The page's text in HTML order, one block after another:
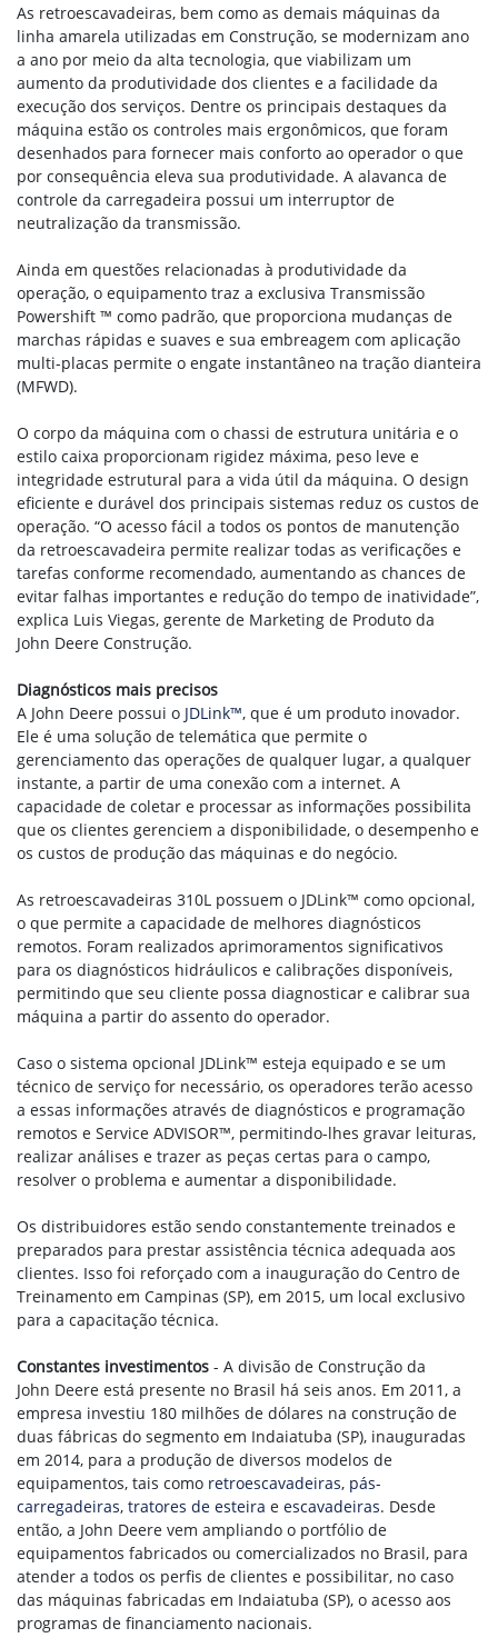
As retroescavadeiras, bem como as demais máquinas da
linha amarela utilizadas em Construção, se modernizam ano
a ano por meio da alta tecnologia, que viabilizam um
aumento da produtividade dos clientes e a facilidade da
execução dos serviços. Dentre os principais destaques da
máquina estão os controles mais ergonômicos, que foram
desenhados para fornecer mais conforto ao operador o que
por consequência eleva sua produtividade. A alavanca de
controle da carregadeira possui um interruptor de
neutralização da transmissão.
Ainda em questões relacionadas à produtividade da
operação, o equipamento traz a exclusiva Transmissão
Powershift ™ como padrão, que proporciona mudanças de
marchas rápidas e suaves e sua embreagem com aplicação
multi-placas permite o engate instantâneo na tração dianteira
(MFWD).
O corpo da máquina com o chassi de estrutura unitária e o
estilo caixa proporcionam rigidez máxima, peso leve e
integridade estrutural para a vida útil da máquina. O design
eficiente e durável dos principais sistemas reduz os custos de
operação. “O acesso fácil a todos os pontos de manutenção
da retroescavadeira permite realizar todas as verificações e
tarefas conforme recomendado, aumentando as chances de
evitar falhas importantes e redução do tempo de inatividade”,
explica Luis Viegas, gerente de Marketing de Produto da
John Deere Construção.
Diagnósticos mais precisos
A John Deere possui o JDLink™, que é um produto inovador.
Ele é uma solução de telemática que permite o
gerenciamento das operações de qualquer lugar, a qualquer
instante, a partir de uma conexão com a internet. A
capacidade de coletar e processar as informações possibilita
que os clientes gerenciem a disponibilidade, o desempenho e
os custos de produção das máquinas e do negócio.
As retroescavadeiras 310L possuem o JDLink™ como opcional,
o que permite a capacidade de melhores diagnósticos
remotos. Foram realizados aprimoramentos significativos
para os diagnósticos hidráulicos e calibrações disponíveis,
permitindo que seu cliente possa diagnosticar e calibrar sua
máquina a partir do assento do operador.
Caso o sistema opcional JDLink™ esteja equipado e se um
técnico de serviço for necessário, os operadores terão acesso
a essas informações através de diagnósticos e programação
remotos e Service ADVISOR™, permitindo-lhes gravar leituras,
realizar análises e trazer as peças certas para o campo,
resolver o problema e aumentar a disponibilidade.
Os distribuidores estão sendo constantemente treinados e
preparados para prestar assistência técnica adequada aos
clientes. Isso foi reforçado com a inauguração do Centro de
Treinamento em Campinas (SP), em 2015, um local exclusivo
para a capacitação técnica.
Constantes investimentos - A divisão de Construção da
John Deere está presente no Brasil há seis anos. Em 2011, a
empresa investiu 180 milhões de dólares na construção de
duas fábricas do segmento em Indaiatuba (SP), inauguradas
em 2014, para a produção de diversos modelos de
equipamentos, tais como retroescavadeiras, pás-
carregadeiras, tratores de esteira e escavadeiras. Desde
então, a John Deere vem ampliando o portfólio de
equipamentos fabricados ou comercializados no Brasil, para
atender a todos os perfis de clientes e possibilitar, no caso
das máquinas fabricadas em Indaiatuba (SP), o acesso aos
programas de financiamento nacionais.